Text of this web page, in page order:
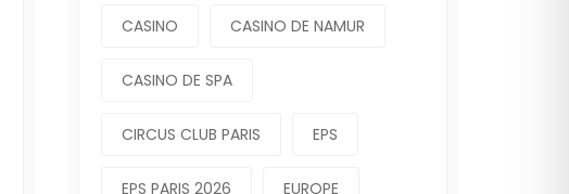
CASINO CASINO DE NAMUR
CASINO DE SPA
CIRCUS CLUB PARIS EPS
EPS PARIS 2026 EUROPE